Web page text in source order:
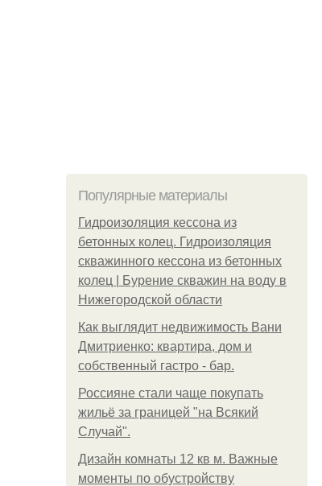
Популярные материалы
Гидроизоляция кессона из
бетонных колец. Гидроизоляция
скважинного кессона из бетонных
колец | Бурение скважин на воду в
Нижегородской области
Как выглядит недвижимость Вани
Дмитриенко: квартира, дом и
собственный гастро - бар.
Россияне стали чаще покупать
жильё за границей "на Всякий
Случай".
Дизайн комнаты 12 кв м. Важные
моменты по обустройству